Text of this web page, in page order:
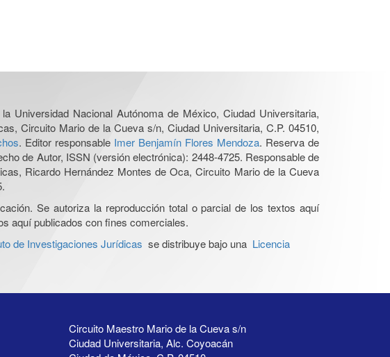
Universidad Nacional Autónoma de México, Ciudad Universitaria,
Circuito Mario de la Cueva s/n, Ciudad Universitaria, C.P. 04510,
. Editor responsable Imer Benjamín Flores Mendoza. Reserva de
de Autor, ISSN (versión electrónica): 2448-4725. Responsable de
Ricardo Hernández Montes de Oca, Circuito Mario de la Cueva
Se autoriza la reproducción total o parcial de los textos aquí
aquí publicados con fines comerciales.
de Investigaciones Jurídicas se distribuye bajo una Licencia
Circuito Maestro Mario de la Cueva s/n
Ciudad Universitaria, Alc. Coyoacán